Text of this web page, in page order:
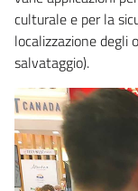
culturale e per la
localizzazione degli
salvataggio).